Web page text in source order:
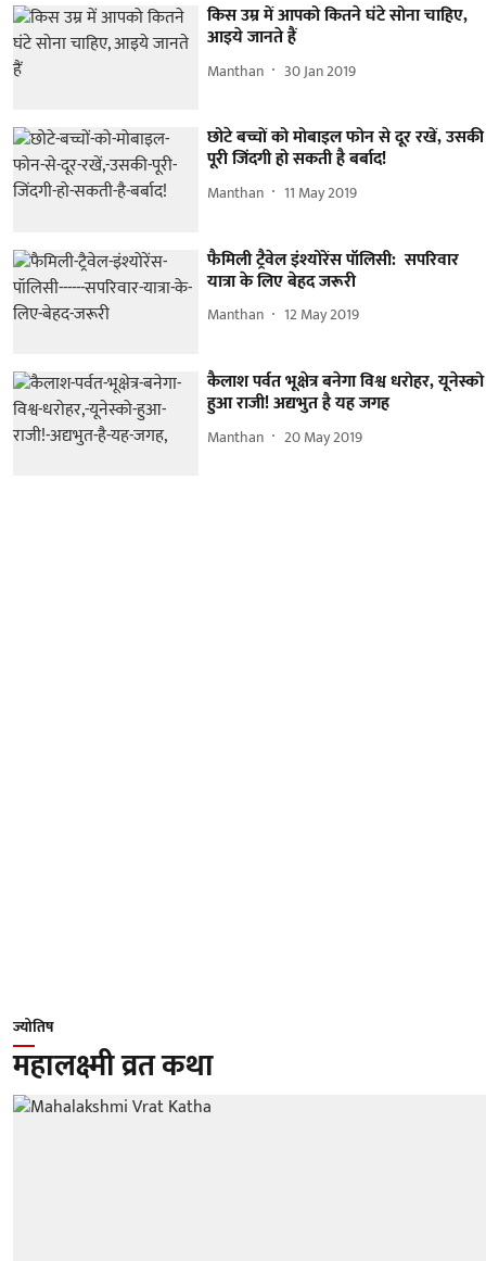
किस उम्र में आपको कितने घंटे सोना चाहिए,
आइये जानते हैं
Manthan 30 Jan 2019
छोटे बच्चों को मोबाइल फोन से दूर रखें, उसकी
पूरी जिंदगी हो सकती है बर्बाद!
Manthan 11 May 2019
फैमिली ट्रैवेल इंश्योरेंस पॉलिसी: सपरिवार
यात्रा के लिए बेहद जरूरी
Manthan 12 May 2019
कैलाश पर्वत भूक्षेत्र बनेगा विश्व धरोहर, यूनेस्को
हुआ राजी! अद्यभुत है यह जगह
Manthan 20 May 2019
ज्योतिष
महालक्ष्मी व्रत कथा